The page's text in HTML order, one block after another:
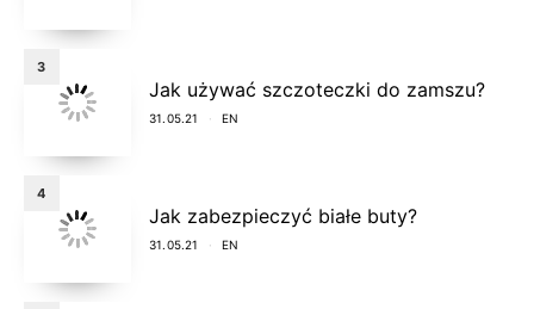
3
Jak używać szczoteczki do zamszu?
31.05.21 EN
4
Jak zabezpieczyć białe buty?
31.05.21 EN